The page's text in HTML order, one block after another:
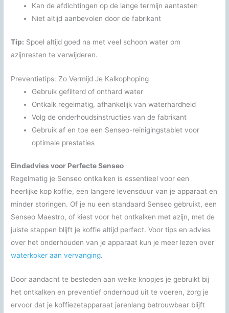
Kan de afdichtingen op de lange termijn aantasten
Niet altijd aanbevolen door de fabrikant
Tip: Spoel altijd goed na met veel schoon water om
azijnresten te verwijderen.
Preventietips: Zo Vermijd Je Kalkophoping
Gebruik gefilterd of onthard water
Ontkalk regelmatig, afhankelijk van waterhardheid
Volg de onderhoudsinstructies van de fabrikant
Gebruik af en toe een Senseo-reinigingstablet voor
optimale prestaties
Eindadvies voor Perfecte Senseo
Regelmatig je Senseo ontkalken is essentieel voor een
heerlijke kop koffie, een langere levensduur van je apparaat en
minder storingen. Of je nu een standaard Senseo gebruikt, een
Senseo Maestro, of kiest voor het ontkalken met azijn, met de
juiste stappen blijft je koffie altijd perfect. Voor tips en advies
over het onderhouden van je apparaat kun je meer lezen over
waterkoker aan vervanging.
Door aandacht te besteden aan welke knopjes je gebruikt bij
het ontkalken en preventief onderhoud uit te voeren, zorg je
ervoor dat je koffiezetapparaat jarenlang betrouwbaar blijft